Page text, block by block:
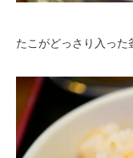
たこがどっさり入った